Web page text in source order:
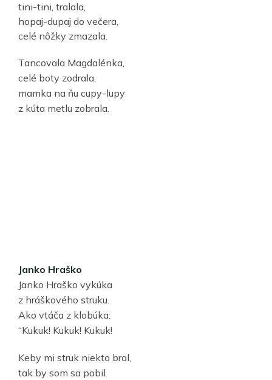
tini-tini, tralala,
hopaj-dupaj do večera,
celé nôžky zmazala.
Tancovala Magdalénka,
celé boty zodrala,
mamka na ňu cupy-lupy
z kúta metlu zobrala.
Janko Hraško
Janko Hraško vykúka
z hráškového struku.
Ako vtáča z klobúka:
“Kukuk! Kukuk! Kukuk!
Keby mi struk niekto bral,
tak by som sa pobil.